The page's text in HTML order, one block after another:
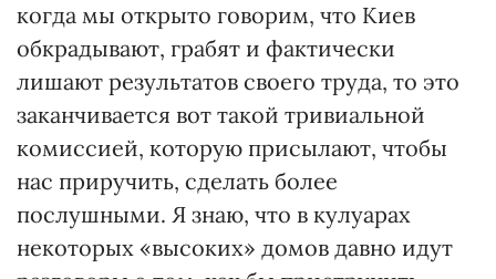
когда мы открыто говорим, что Киев
обкрадывают, грабят и фактически
лишают результатов своего труда, то это
заканчивается вот такой тривиальной
комиссией, которую присылают, чтобы
нас приручить, сделать более
послушными. Я знаю, что в кулуарах
некоторых «высоких» домов давно идут